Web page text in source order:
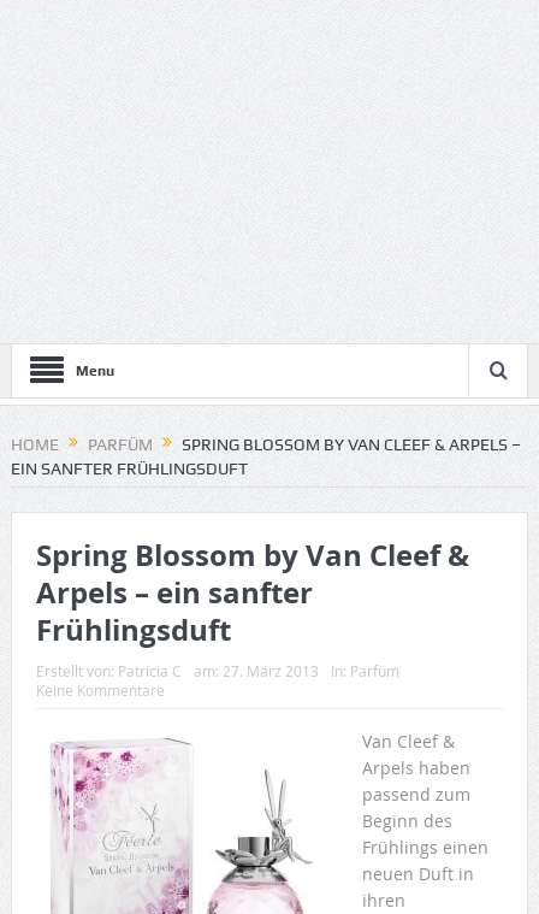
Menu
HOME PARFÜM
SPRING BLOSSOM BY VAN CLEEF & ARPELS –
EIN SANFTER FRÜHLINGSDUFT
Spring Blossom by Van Cleef &
Arpels – ein sanfter
Frühlingsduft
Erstellt von: Patricia C am: 27. März 2013 In: Parfüm
Keine Kommentare
Van Cleef &
Arpels haben
passend zum
Beginn des
Frühlings einen
neuen Duft in
ihren